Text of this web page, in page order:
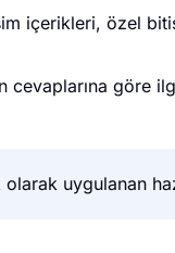
içerikleri, özel
cevaplarına göre
uygulanan